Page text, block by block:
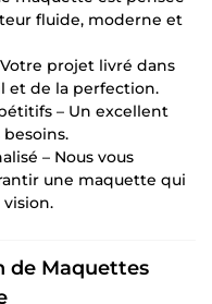
fluide, moderne et
projet livré dans
et de la perfection.
– Un excellent
– Nous vous
une maquette qui
de Maquettes